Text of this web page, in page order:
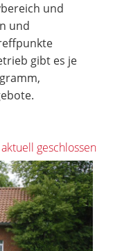
und
und
gibt es je
geschlossen